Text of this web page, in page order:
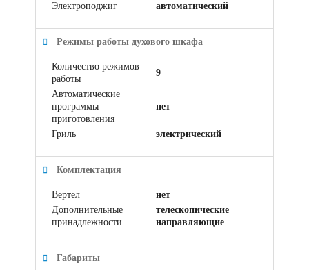
Электроподжиг автоматический
Режимы работы духового шкафа
Количество режимов
работы
9
Автоматические
программы
приготовления
нет
Гриль электрический
Комплектация
Вертел
нет
Дополнительные
принадлежности
телескопические
направляющие
Габариты